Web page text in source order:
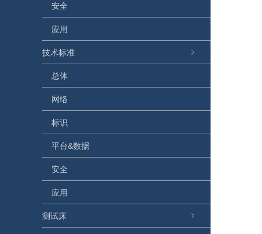
安全
应用
技术标准
总体
网络
标识
平台&数据
安全
应用
测试床